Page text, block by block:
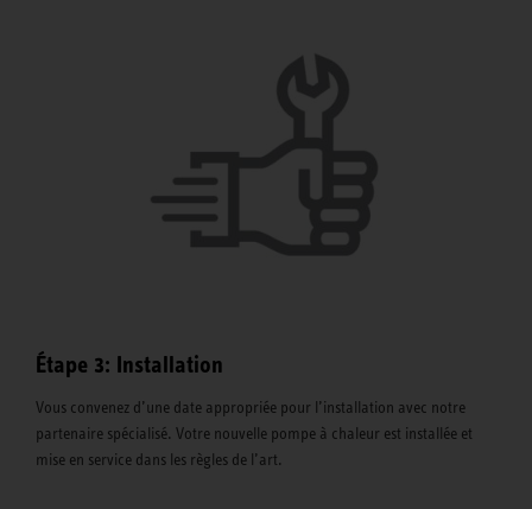
Étape 3: Installation
Vous convenez d’une date appropriée pour l’installation avec notre
partenaire spécialisé. Votre nouvelle pompe à chaleur est installée et
mise en service dans les règles de l’art.